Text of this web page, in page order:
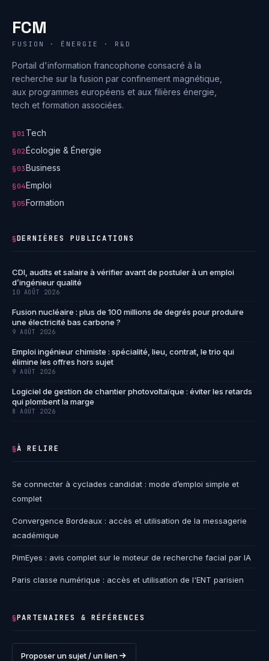
FCM
FUSION · ÉNERGIE · R&D
Portail d'information francophone consacré à la
recherche sur la fusion par confinement magnétique,
aux programmes européens et aux filières énergie,
tech et formation associées.
§01 Tech
§02Écologie & Énergie
§03Business
§04Emploi
§05Formation
§DERNIÈRES PUBLICATIONS
CDI, audits et salaire à vérifier avant de postuler à un emploi
d’ingénieur qualité
10 AOÛT 2026
Fusion nucléaire : plus de 100 millions de degrés pour produire
une électricité bas carbone ?
9 AOÛT 2026
Emploi ingénieur chimiste : spécialité, lieu, contrat, le trio qui
élimine les offres hors sujet
9 AOÛT 2026
Logiciel de gestion de chantier photovoltaïque : éviter les retards
qui plombent la marge
8 AOÛT 2026
§À RELIRE
Se connecter à cyclades candidat : mode d’emploi simple et
complet
Convergence Bordeaux : accès et utilisation de la messagerie
académique
PimEyes : avis complet sur le moteur de recherche facial par IA
Paris classe numérique : accès et utilisation de l'ENT parisien
§PARTENAIRES & RÉFÉRENCES
Proposer un sujet / un lien